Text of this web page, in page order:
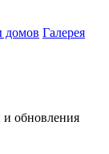
домов Галерея
и обновления